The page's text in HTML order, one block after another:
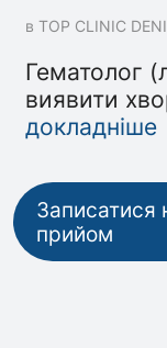
в TOP CLINIC
Гематолог
виявити
докладніше
Записатися
прийом